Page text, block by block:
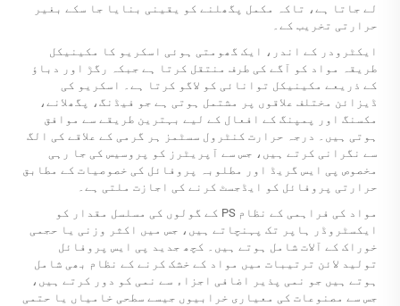
لے جاتا ہے، تاکہ مکمل پگھلنے کو یقینی بنایا جا سکے بغیر
حرارتی تخریب کے۔
ایکٹرودر کے اندر، ایک گھومتی ہوئی اسکریو کا مکینیکل
طریقہ مواد کو آگے کی طرف منتقل کرتا ہے جبکہ رگڑ اور دباؤ
کے ذریعے مکینیکل توانائی کو لاگو کرتا ہے۔ اسکریو کی
ڈیزائن مختلف علاقوں پر مشتمل ہوتی ہے جو فیڈنگ، پگھلانے،
مکسنگ اور پمپنگ کے افعال کے لیے بہترین طریقے سے موافق
ہوتی ہیں۔ درجہ حرارت کنٹرول سسٹمز ہر گرمی کے علاقے کی الگ
سے نگرانی کرتے ہیں، جس سے آپریٹرز کو پروسیس کی جا رہی
مخصوص پی ایس گریڈ اور مطلوبہ پروفائل کی خصوصیات کے مطابق
حرارتی پروفائل کو ایڈجسٹ کرنے کی اجازت ملتی ہے۔
مواد کی فراہمی کے نظام PS کے گولوں کی مسلسل مقدار کو
ایکسٹروڈر ہاپر تک پہنچاتے ہیں، جس میں اکثر وزنی یا حجمی
خوراک کے آلات شامل ہوتے ہیں۔ کچھ جدید پی ایس پروفائل
تولید لائن ترتیبات میں مواد کے خشک کرنے کے نظام بھی شامل
ہوتے ہیں جو نمی پذیر اضافی اجزاء سے نمی کو دور کرتے ہیں،
جس سے مصنوعات کی معیاری خرابیوں جیسے سطحی خامیاں یا حتمی